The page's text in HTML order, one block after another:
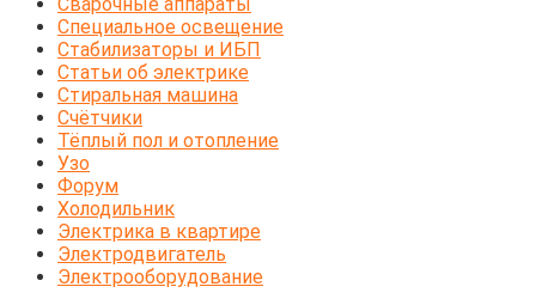
Специальное освещение
Стабилизаторы и ИБП
Статьи об электрике
Стиральная машина
Счётчики
Тёплый пол и отопление
Узо
Форум
Холодильник
Электрика в квартире
Электродвигатель
Электрооборудование